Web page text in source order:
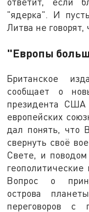
"ядерка". И
Литва не
"Европы
Британское
сообщает о
президента США
европейских
дал понять, что
свернуть своё
Свете, и
геополитические
Вопрос о
острова
переговоров с